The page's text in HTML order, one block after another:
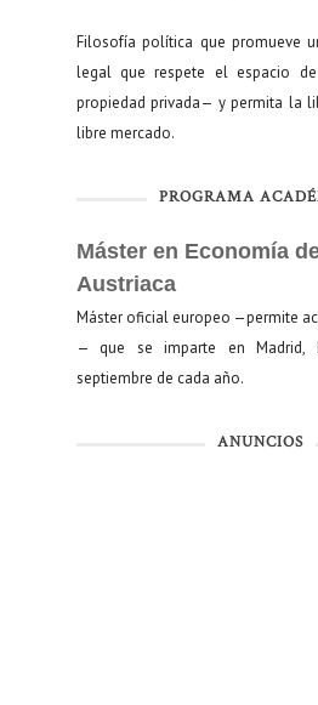
Filosofía política que promueve
legal que respete el espacio
propiedad privada— y permita la
libre mercado.
PROGRAMA
Máster en Economía
Austriaca
Máster oficial europeo —permite
— que se imparte en Madrid,
septiembre de cada año.
ANUNCIOS